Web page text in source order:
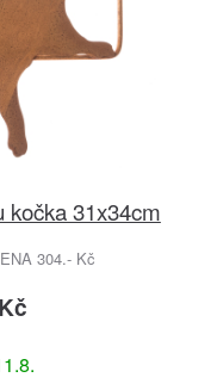
kočka 31x34cm
304.- Kč